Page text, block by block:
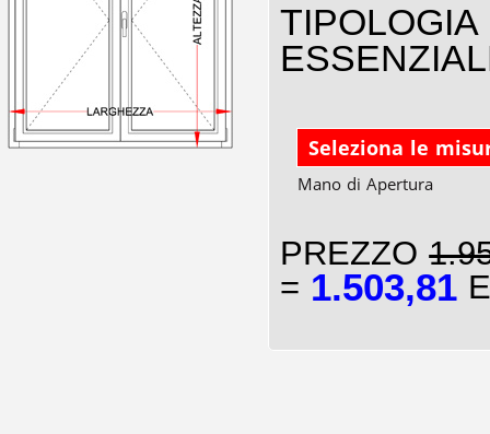
Seleziona le
Mano di Apertura
PREZZO
= 1.503,81